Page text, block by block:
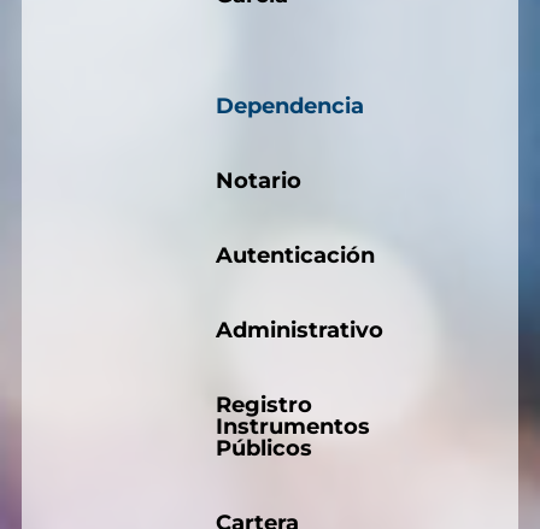
Dependencia
Notario
Autenticación
Administrativo
Registro
Instrumentos
Públicos
Cartera